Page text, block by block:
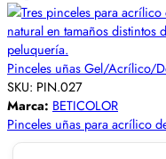
Pinceles uñas Gel/Acrílico/
SKU: PIN.027
Marca: BETICOLOR
Pinceles uñas para acrílico